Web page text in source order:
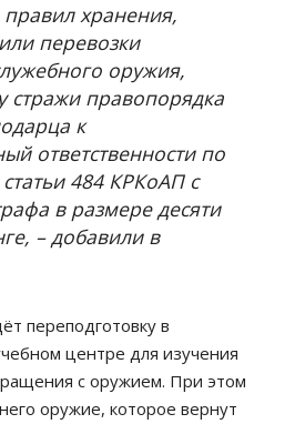
хранения,
перевозки
оружия,
стражи правопорядка
к
ответственности по
484 КРКоАП с
в размере десяти
– добавили в
переподготовку в
центре для изучения
с оружием. При этом
оружие, которое вернут